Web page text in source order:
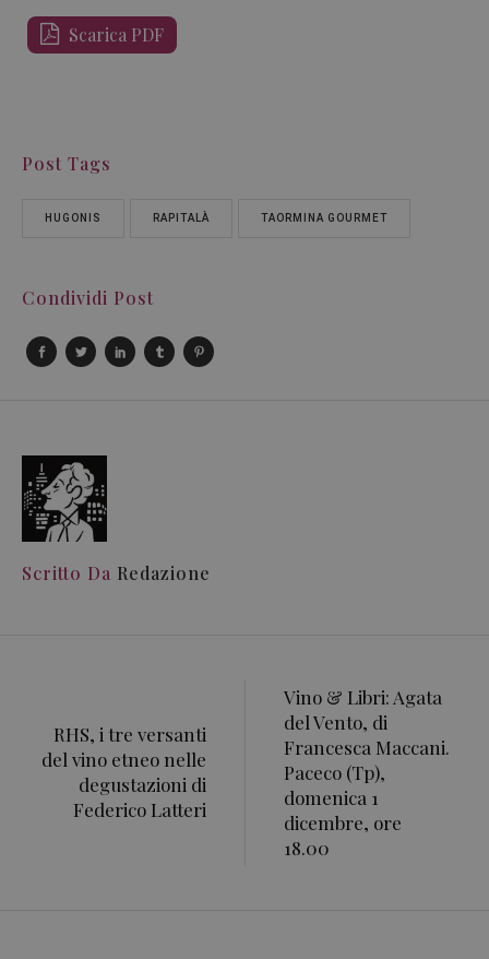
Scarica PDF
Post Tags
HUGONIS RAPITALÀ TAORMINA GOURMET
Condividi Post
Scritto Da Redazione
RHS, i tre versanti
del vino etneo nelle
degustazioni di
Federico Latteri
Vino & Libri: Agata
del Vento, di
Francesca Maccani.
Paceco (Tp),
domenica 1
dicembre, ore
18.00